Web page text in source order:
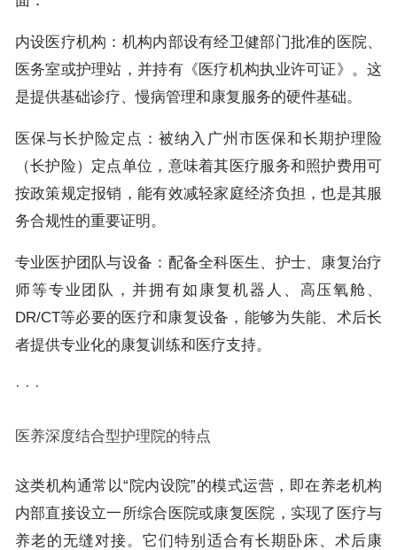
内设医疗机构：机构内部设有经卫健部门批准的医院、
医务室或护理站，并持有《医疗机构执业许可证》。这
是提供基础诊疗、慢病管理和康复服务的硬件基础。
医保与长护险定点：被纳入广州市医保和长期护理险
（长护险）定点单位，意味着其医疗服务和照护费用可
按政策规定报销，能有效减轻家庭经济负担，也是其服
务合规性的重要证明。
专业医护团队与设备：配备全科医生、护士、康复治疗
师等专业团队，并拥有如康复机器人、高压氧舱、
DR/CT等必要的医疗和康复设备，能够为失能、术后长
者提供专业化的康复训练和医疗支持。
· · ·
医养深度结合型护理院的特点
这类机构通常以“院内设院”的模式运营，即在养老机构
内部直接设立一所综合医院或康复医院，实现了医疗与
养老的无缝对接。它们特别适合有长期卧床、术后康